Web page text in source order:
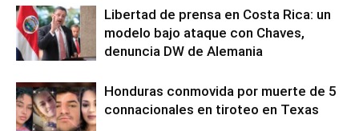
Libertad de prensa en Costa Rica: un
modelo bajo ataque con Chaves,
denuncia DW de Alemania
Honduras conmovida por muerte de 5
connacionales en tiroteo en Texas